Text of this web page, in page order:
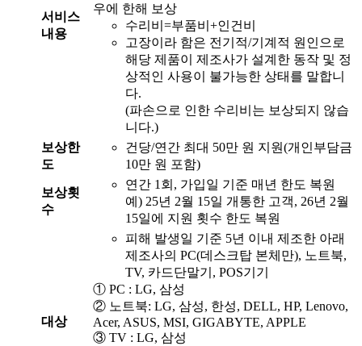
서비스
내용
우에 한해 보상
수리비=부품비+인건비
고장이라 함은 전기적/기계적 원인으로
해당 제품이 제조사가 설계한 동작 및 정
상적인 사용이 불가능한 상태를 말합니
다.
(파손으로 인한 수리비는 보상되지 않습
니다.)
보상한
도
건당/연간 최대 50만 원 지원(개인부담금
10만 원 포함)
보상횟
수
연간 1회, 가입일 기준 매년 한도 복원
예) 25년 2월 15일 개통한 고객, 26년 2월
15일에 지원 횟수 한도 복원
대상
피해 발생일 기준 5년 이내 제조한 아래
제조사의 PC(데스크탑 본체만), 노트북,
TV, 카드단말기, POS기기
① PC : LG, 삼성
② 노트북: LG, 삼성, 한성, DELL, HP, Lenovo,
Acer, ASUS, MSI, GIGABYTE, APPLE
③ TV : LG, 삼성